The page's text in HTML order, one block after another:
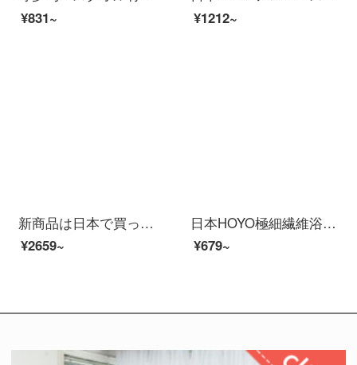
¥831~
¥1212~
新商品は日本で買った大きなバスタオルです。女性用速乾吸水可爱いです。タオルを着て、赤ちゃんの純綿を着て、柔らかな水泳ネットの赤いピンクのハート+タオル160 x 90 cmです。
¥2659~
日本HOYO極細繊維浴スカート女性家庭用吸水非純綿速乾学生少女寮が厚い包帯とレンコン色の平均サイズを増加しました。
¥679~